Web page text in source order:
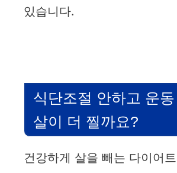
있습니다.
식단조절 안하고 운
살이 더 찔까요?
건강하게 살을 빼는 다이어